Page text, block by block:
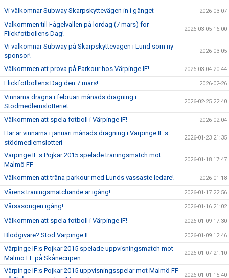
Vi välkomnar Subway Skarpskyttevägen in i gänget 2026-03-07
Välkommen till Fågelvallen på lördag (7 mars) för
Flickfotbollens Dag!
2026-03-05 16:00
Vi välkomnar Subway på Skarpskyttevägen i Lund som ny
sponsor!
2026-03-05
Välkommen att prova på Parkour hos Värpinge IF! 2026-03-04 20:44
Flickfotbollens Dag den 7 mars! 2026-02-26
Vinnarna dragna i februari månads dragning i
Stödmedlemslotteriet
2026-02-25 22:40
Välkommen att spela fotboll i Värpinge IF! 2026-02-04
Här är vinnarna i januari månads dragning i Värpinge IF:s
stödmedlemslotteri
2026-01-23 21:35
Värpinge IF:s Pojkar 2015 spelade träningsmatch mot
Malmö FF
2026-01-18 17:47
Välkommen att träna parkour med Lunds vassaste ledare! 2026-01-18
Vårens träningsmatchande är igång! 2026-01-17 22:56
Vårsäsongen igång! 2026-01-16 21:02
Välkommen att spela fotboll i Värpinge IF! 2026-01-09 17:30
Blodgivare? Stöd Värpinge IF 2026-01-09 12:46
Värpinge IF:s Pojkar 2015 spelade uppvisningsmatch mot
Malmö FF på Skånecupen
2026-01-07 21:10
Värpinge IF:s Pojkar 2015 uppvisningsspelar mot Malmö FF
2026-01-01 15:40